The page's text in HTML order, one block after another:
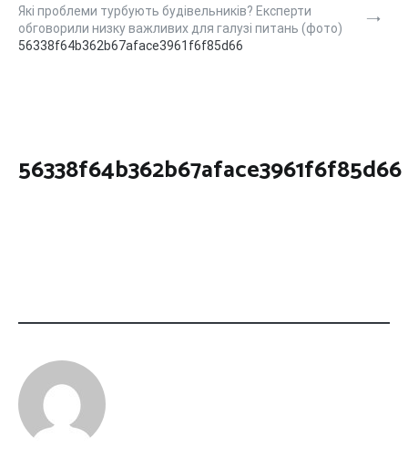
Які проблеми турбують будівельників? Експерти
обговорили низку важливих для галузі питань (фото)
56338f64b362b67aface3961f6f85d66
56338f64b362b67aface3961f6f85d66